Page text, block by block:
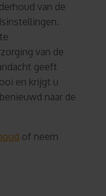
van de
van de
geeft
en krijgt u
naar de
of neem